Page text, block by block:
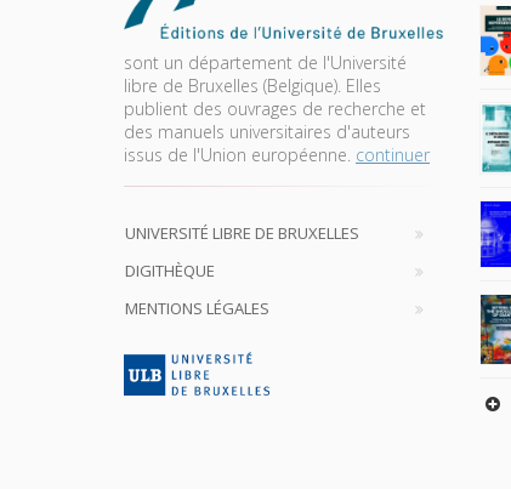
sont un département de l'Université
libre de Bruxelles (Belgique). Elles
publient des ouvrages de recherche et
des manuels universitaires d'auteurs
issus de l'Union européenne. continuer
UNIVERSITÉ LIBRE DE BRUXELLES
DIGITHÈQUE
MENTIONS LÉGALES